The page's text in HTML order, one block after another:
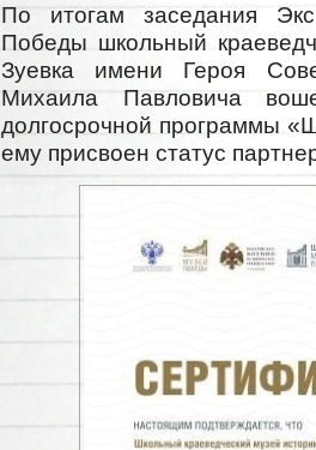
По итогам заседания
Победы школьный
Зуевка имени Героя
Михаила Павловича
долгосрочной программы
ему присвоен статус